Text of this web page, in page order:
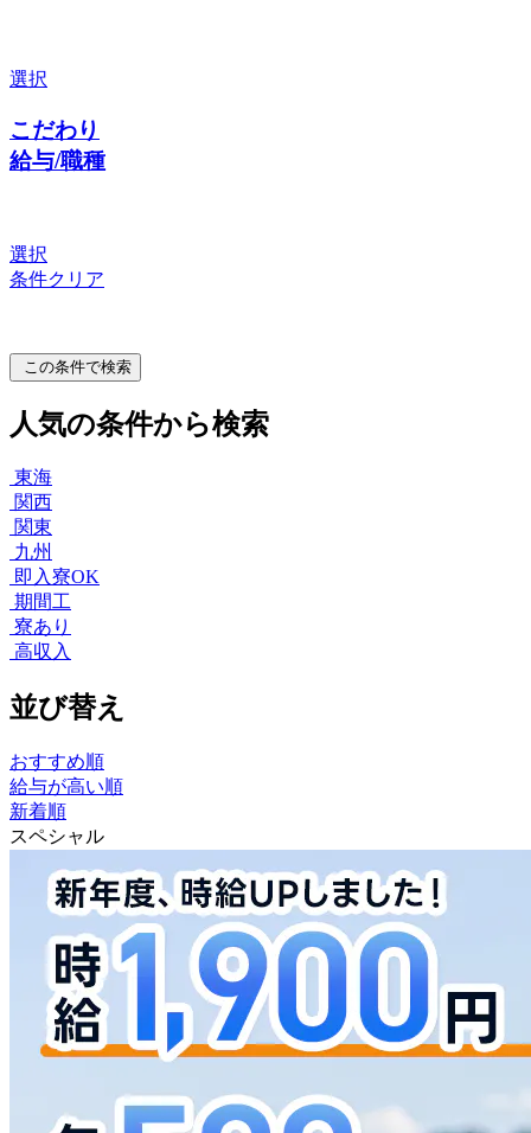
選択
こだわり
給与/職種
選択
条件クリア
この条件で検索
人気の条件から検索
東海
関西
関東
九州
即入寮OK
期間工
寮あり
高収入
並び替え
おすすめ順
給与が高い順
新着順
スペシャル